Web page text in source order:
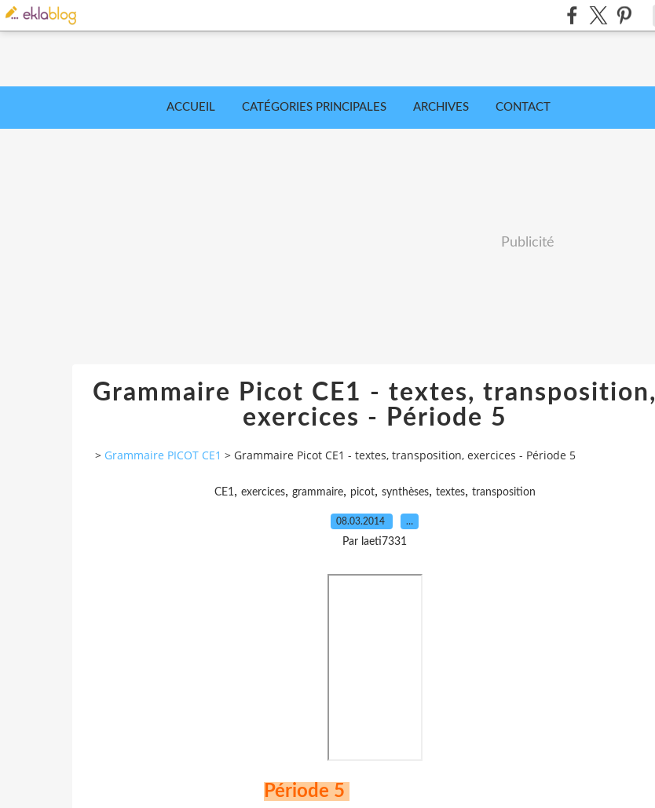
ACCUEIL CATÉGORIES PRINCIPALES ARCHIVES CONTACT
Publicité
Grammaire Picot CE1 - textes, transposition,
exercices - Période 5
> Grammaire PICOT CE1 > Grammaire Picot CE1 - textes, transposition, exercices - Période 5
CE1 , exercices, grammaire, picot, synthèses, textes, transposition
08.03.2014 …
Par laeti7331
Période 5